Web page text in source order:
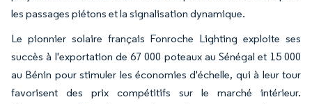
les passages piétons et la signalisation dynamique.
Le pionnier solaire français Fonroche Lighting exploite ses
succès à l'exportation de 67 000 poteaux au Sénégal et 15 000
au Bénin pour stimuler les économies d'échelle, qui à leur tour
favorisent des prix compétitifs sur le marché intérieur.